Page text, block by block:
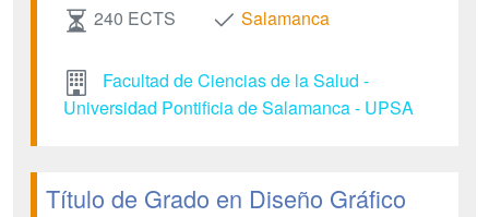
240 ECTS Salamanca
Facultad de Ciencias de la Salud -
Universidad Pontificia de Salamanca - UPSA
Título de Grado en Diseño Gráfico